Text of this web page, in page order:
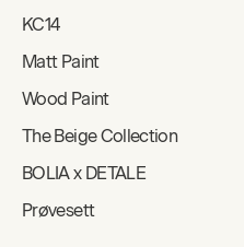
KC14
Matt Paint
Wood Paint
The Beige Collection
BOLIA x DETALE
Prøvesett